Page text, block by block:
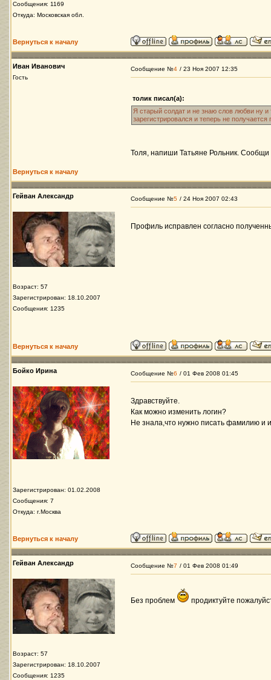
Сообщения: 1169
Откуда: Московская обл.
Вернуться к началу
Иван Иванович
Гость
Сообщение №4 / 23 Ноя 2007 12:35
толик писал(а):
Я старый солдат и не знаю слов любви ну
зарегистрировался и теперь не
Толя, напиши Татьяне Рольник.
Вернуться к началу
Гейван Александр
Возраст: 57
Зарегистрирован: 18.10.2007
Сообщения: 1235
Сообщение №5 / 24 Ноя 2007 02:43
Профиль исправлен согласно
Вернуться к началу
Бойко Ирина
Зарегистрирован: 01.02.2008
Сообщения: 7
Откуда: г.Москва
Сообщение №6 / 01 Фев 2008 01:45
Здравствуйте.
Как можно изменить логин?
Не знала,что нужно писать фамилию и
Вернуться к началу
Гейван Александр
Возраст: 57
Зарегистрирован: 18.10.2007
Сообщения: 1235
Сообщение №7 / 01 Фев 2008 01:49
Без проблем продиктуйте